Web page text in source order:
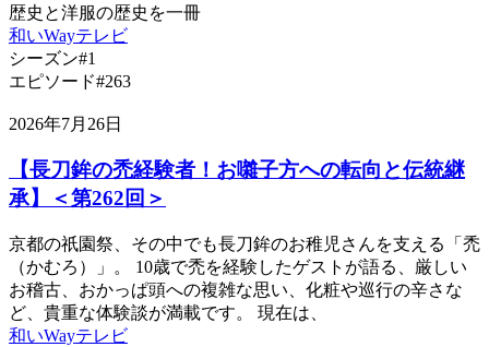
歴史と洋服の歴史を一冊
和いWayテレビ
シーズン#1
エピソード#263
2026年7月26日
【長刀鉾の禿経験者！お囃子方への転向と伝統継
承】＜第262回＞
京都の祇園祭、その中でも長刀鉾のお稚児さんを支える「禿
（かむろ）」。 10歳で禿を経験したゲストが語る、厳しい
お稽古、おかっぱ頭への複雑な思い、化粧や巡行の辛さな
ど、貴重な体験談が満載です。 現在は、
和いWayテレビ